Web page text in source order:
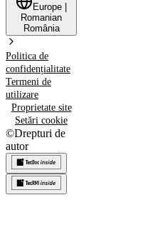
Europe
Romanian
România
Politica de
confidențialitate
Termeni de
utilizare
Proprietate site
Setări cookie
©Drepturi de
autor